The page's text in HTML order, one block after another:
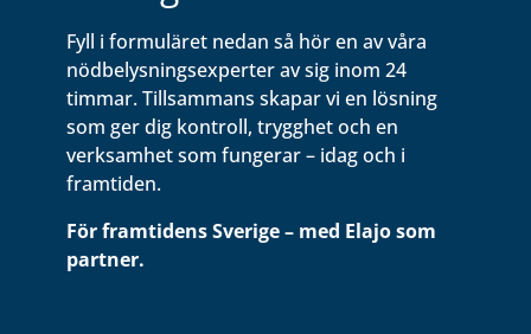
Fyll i formuläret nedan så hör en av våra
nödbelysningsexperter av sig inom 24
timmar. Tillsammans skapar vi en lösning
som ger dig kontroll, trygghet och en
verksamhet som fungerar – idag och i
framtiden.
För framtidens Sverige – med Elajo som
partner.